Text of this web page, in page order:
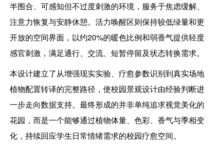
半围合、可感知但不过度刺激的环境，服务于焦虑缓解、
注意力恢复与安静休憩。活力唤醒区则保持较低绿量和更
开放的空间界面，以约20%的暖色比例和弱香气提供轻度
感官刺激，满足通行、交流、短暂停留及状态转换需求。
本设计建立了从增强现实实验、疗愈参数识别到真实场地
植物配置转译的完整路径，使校园景观设计由经验判断进
一步走向数据支持。最终形成的并非单纯追求视觉美化的
花园，而是一个能够通过植物体量、色彩、香气与季相变
化，持续回应学生日常情绪需求的校园疗愈空间。